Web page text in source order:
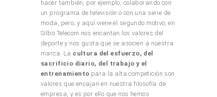
hacer también, por ejemplo, colaborando con
un programa de televisión o con una serie de
moda, pero, y aquí viene el segundo motivo, en
Silbö Telecom nos encantan los valores del
deporte y nos gusta que se asocien a nuestra
marca. La cultura del esfuerzo, del
sacrificio diario, del trabajo y el
entrenamiento para la alta competición son
valores que encajan en nuestra filosofía de
empresa, y es por ello que nos hemos